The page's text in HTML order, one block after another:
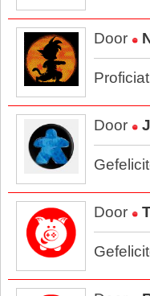
Door
Proficiat
Door
Door